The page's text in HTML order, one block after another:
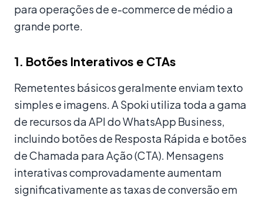
para operações de e-commerce de médio a
grande porte.
1. Botões Interativos e CTAs
Remetentes básicos geralmente enviam texto
simples e imagens. A Spoki utiliza toda a gama
de recursos da API do WhatsApp Business,
incluindo botões de Resposta Rápida e botões
de Chamada para Ação (CTA). Mensagens
interativas comprovadamente aumentam
significativamente as taxas de conversão em